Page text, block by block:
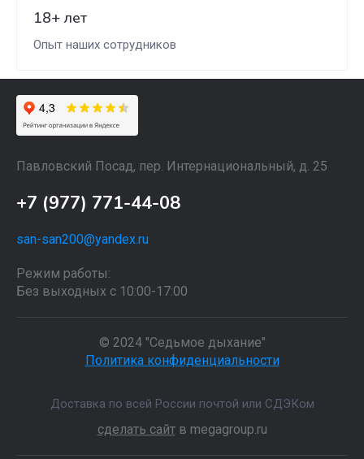
18+ лет
Опыт наших сотрудников
Павловский Посад, пер. Интернациональный, д. 25
+7 (977) 771-44-08
san-san200@yandex.ru
Режим работы:
Без выходных с 10:00-17:00
© 2024 "Седьмое дыхание"
Политика конфиденциальности
Доставка по всей России почтой или СДЭКом
сделать сайтв megagroup.ru